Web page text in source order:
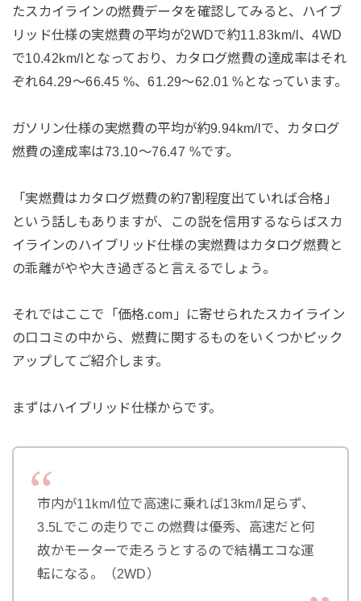
たスカイラインの燃費データを確認してみると、ハイブ
リッド仕様の実燃費の平均が2WDで約11.83km/l、4WD
で10.42km/lとなっており、カタログ燃費の達成率はそれ
ぞれ64.29～66.45 %、61.29～62.01 %となっています。
ガソリン仕様の実燃費の平均が約9.94km/lで、カタログ
燃費の達成率は73.10～76.47 %です。
「実燃費はカタログ燃費の約7割程度出ていれば合格」
という話しもありますが、この説を信用するならばスカ
イラインのハイブリッド仕様の実燃費はカタログ燃費と
の乖離がやや大き過ぎると言えるでしょう。
それではここで「価格.com」に寄せられたスカイライン
の口コミの中から、燃費に関するものをいくつかピック
アップしてご紹介します。
まずはハイブリッド仕様からです。
市内が11km/l位で高速に乗れば13km/l足らず、
3.5Lでこの走りでこの燃費は優秀、高速だと何
故かモーターで走ろうとするので結構エコな運
転になる。（2WD）